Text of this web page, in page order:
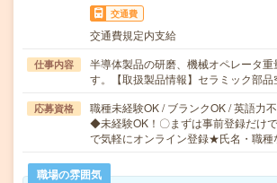
交通費
交通費規定内支給
仕事内容
半導体製品の研磨、機械オペレータ
す。【取扱製品情報】セラミック部
応募資格
職種未経験OK / ブランクOK / 英語力
◆未経験OK！〇まずは事前登録だけ
で気軽にオンライン登録★氏名・職
職場の雰囲気